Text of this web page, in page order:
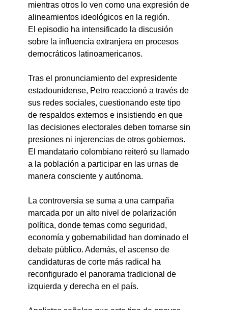
mientras otros lo ven como una expresión de
alineamientos ideológicos en la región.
El episodio ha intensificado la discusión
sobre la influencia extranjera en procesos
democráticos latinoamericanos.
Tras el pronunciamiento del expresidente
estadounidense, Petro reaccionó a través de
sus redes sociales, cuestionando este tipo
de respaldos externos e insistiendo en que
las decisiones electorales deben tomarse sin
presiones ni injerencias de otros gobiernos.
El mandatario colombiano reiteró su llamado
a la población a participar en las urnas de
manera consciente y autónoma.
La controversia se suma a una campaña
marcada por un alto nivel de polarización
política, donde temas como seguridad,
economía y gobernabilidad han dominado el
debate público. Además, el ascenso de
candidaturas de corte más radical ha
reconfigurado el panorama tradicional de
izquierda y derecha en el país.